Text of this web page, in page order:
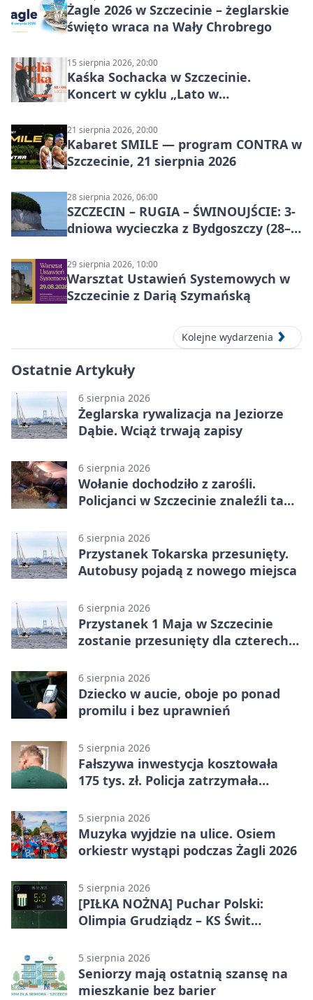
Żagle 2026 w Szczecinie – żeglarskie
święto wraca na Wały Chrobrego
15 sierpnia 2026, 20:00
Kaśka Sochacka w Szczecinie.
Koncert w cyklu „Lato w
21 sierpnia 2026, 20:00
Kabaret SMILE — program CONTRA w
Szczecinie, 21 sierpnia 2026
28 sierpnia 2026, 06:00
SZCZECIN – RUGIA – ŚWINOUJŚCIE: 3-
dniowa wycieczka z Bydgoszczy (28–
29 sierpnia 2026, 10:00
Warsztat Ustawień Systemowych w
Szczecinie z Darią Szymańską
Kolejne wydarzenia
Ostatnie Artykuły
6 sierpnia 2026
Żeglarska rywalizacja na Jeziorze
Dąbie. Wciąż trwają zapisy
6 sierpnia 2026
Wołanie dochodziło z zarośli.
Policjanci w Szczecinie znaleźli tam
6 sierpnia 2026
Przystanek Tokarska przesunięty.
Autobusy pojadą z nowego miejsca
6 sierpnia 2026
Przystanek 1 Maja w Szczecinie
zostanie przesunięty dla czterech
6 sierpnia 2026
Dziecko w aucie, oboje po ponad
promilu i bez uprawnień
5 sierpnia 2026
Fałszywa inwestycja kosztowała
175 tys. zł. Policja zatrzymała
5 sierpnia 2026
Muzyka wyjdzie na ulice. Osiem
orkiestr wystąpi podczas Żagli 2026
5 sierpnia 2026
[PIŁKA NOŻNA] Puchar Polski:
Olimpia Grudziądz – KS Świt
stracił dwubramkowe prowadzenie
5 sierpnia 2026
Seniorzy mają ostatnią szansę na
mieszkanie bez barier